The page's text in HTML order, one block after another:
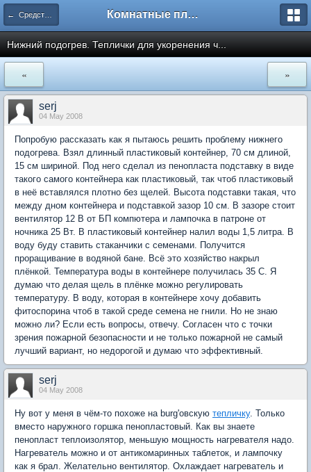
← Средства и оборудование для домашнего сада Комнатные плодовые экзоты
Нижний подогрев. Теплички для укоренения ч...
« »
serj
04 May 2008
Попробую рассказать как я пытаюсь решить проблему нижнего
подогрева. Взял длинный пластиковый контейнер, 70 см длиной,
15 см шириной. Под него сделал из пенопласта подставку в виде
такого самого контейнера как пластиковый, так чтоб пластиковый
в неё вставлялся плотно без щелей. Высота подставки такая, что
между дном контейнера и подставкой зазор 10 см. В зазоре стоит
вентилятор 12 В от БП компютера и лампочка в патроне от
ночника 25 Вт. В пластиковый контейнер налил воды 1,5 литра. В
воду буду ставить стаканчики с семенами. Получится
проращивание в водяной бане. Всё это хозяйство накрыл
плёнкой. Температура воды в контейнере получилась 35 С. Я
думаю что делая щель в плёнке можно регулировать
температуру. В воду, которая в контейнере хочу добавить
фитоспорина чтоб в такой среде семена не гнили. Но не знаю
можно ли? Если есть вопросы, отвечу. Согласен что с точки
зрения пожарной безопасности и не только пожарной не самый
лучший вариант, но недорогой и думаю что эффективный.
serj
04 May 2008
Ну вот у меня в чём-то похоже на burg'овскую тепличку. Только
вместо наружного горшка пенопластовый. Как вы знаете
пенопласт теплоизолятор, меньшую мощность нагревателя надо.
Нагреватель можно и от антикомаринных таблеток, и лампочку
как я брал. Желательно вентилятор. Охлаждает нагреватель и